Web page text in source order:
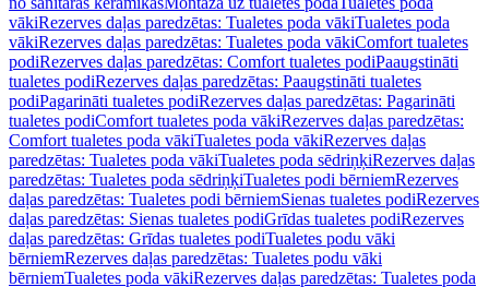
vākiRezerves daļas paredzētas: Tualetes poda vākiTualetes poda
vākiRezerves daļas paredzētas: Tualetes poda vākiComfort tualetes
podiRezerves daļas paredzētas: Comfort tualetes podiPaaugstināti
tualetes podiRezerves daļas paredzētas: Paaugstināti tualetes
podiPagarināti tualetes podiRezerves daļas paredzētas: Pagarināti
tualetes podiComfort tualetes poda vākiRezerves daļas paredzētas:
Comfort tualetes poda vākiTualetes poda vākiRezerves daļas
paredzētas: Tualetes poda vākiTualetes poda sēdriņķiRezerves daļas
paredzētas: Tualetes poda sēdriņķiTualetes podi bērniemRezerves
daļas paredzētas: Tualetes podi bērniemSienas tualetes podiRezerves
daļas paredzētas: Sienas tualetes podiGrīdas tualetes podiRezerves
daļas paredzētas: Grīdas tualetes podiTualetes podu vāki
bērniemRezerves daļas paredzētas: Tualetes podu vāki
bērniemTualetes poda vākiRezerves daļas paredzētas: Tualetes poda